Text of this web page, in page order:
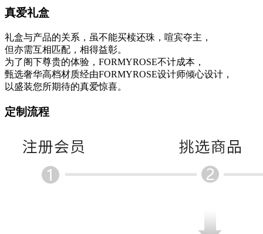
真爱礼盒
礼盒与产品的关系，虽不能买椟还珠，喧宾夺主，
但亦需互相匹配，相得益彰。
为了阁下尊贵的体验，FORMYROSE不计成本，
甄选奢华高档材质经由FORMYROSE设计师倾心设计，
以盛装您所期待的真爱惊喜。
定制流程